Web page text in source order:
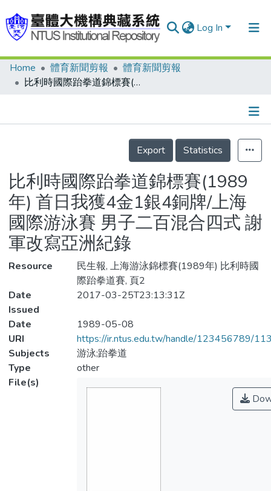
Log In
Communities & Collections
Statistics
Home 體育新聞剪報
體育新聞剪報
比利時國際跆拳道錦標賽(1989年) 首日我獲4金1銀4銅牌/上海國際游泳賽 男子二百混合四式 謝軍改寫亞洲紀錄
Details
Export
Statistics
比利時國際跆拳道錦標賽(1989
年) 首日我獲4金1銀4銅牌/上海
國際游泳賽 男子二百混合四式 謝
軍改寫亞洲紀錄
Resource
民生報, 上海游泳錦標賽(1989年) 比利時國
際跆拳道賽, 頁2
Date
Issued
2017-03-25T23:13:31Z
Date
1989-05-08
URI
https://ir.ntus.edu.tw/handle/123456789/
Subjects
游泳;跆拳道
Type
other
File(s)